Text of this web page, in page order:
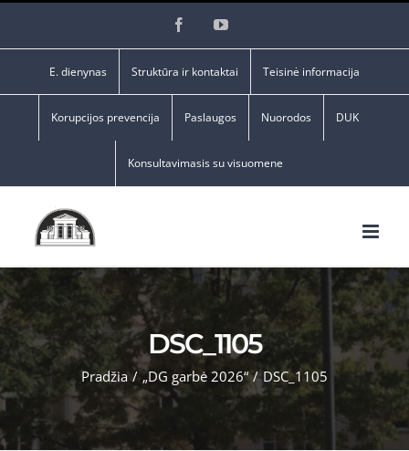
FacebookYouTube
E. dienynas Struktūra ir kontaktai Teisinė informacija
Korupcijos prevencija Paslaugos Nuorodos DUK
Konsultavimasis su visuomene
DSC_1105
Pradžia / „DG garbė 2026“ / DSC_1105